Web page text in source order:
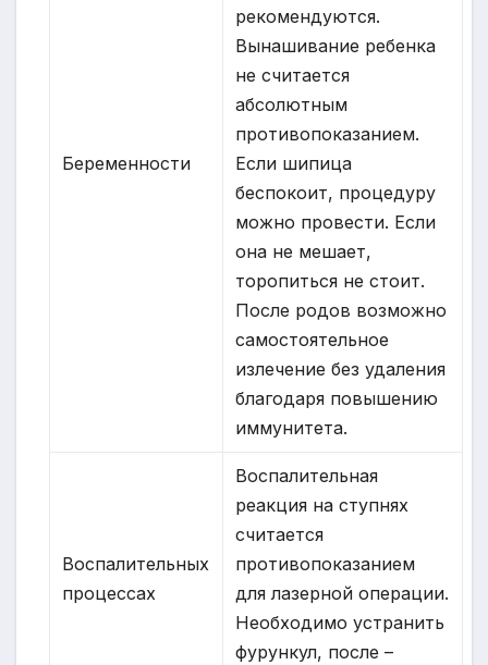
Беременности
рекомендуются.
Вынашивание ребенка
не считается
абсолютным
противопоказанием.
Если шипица
беспокоит, процедуру
можно провести. Если
она не мешает,
торопиться не стоит.
После родов возможно
самостоятельное
излечение без удаления
благодаря повышению
иммунитета.
Воспалительных
процессах
Воспалительная
реакция на ступнях
считается
противопоказанием
для лазерной операции.
Необходимо устранить
фурункул, после –